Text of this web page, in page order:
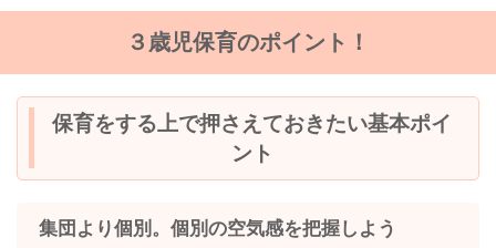
３歳児保育のポイント！
保育をする上で押さえておきたい基本ポイ
ント
集団より個別。個別の空気感を把握しよう